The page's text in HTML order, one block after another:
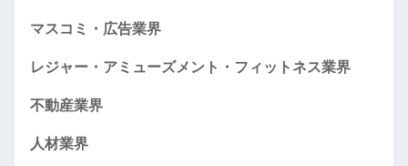
マスコミ・広告業界
レジャー・アミューズメント・フィットネス業界
不動産業界
人材業界